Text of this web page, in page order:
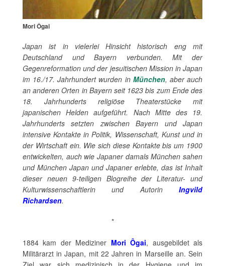
Mori Ôgai
Japan ist in vielerlei Hinsicht historisch eng mit
Deutschland und Bayern verbunden. Mit der
Gegenreformation und der jesuitischen Mission in Japan
im 16./17. Jahrhundert wurden in München, aber auch
an anderen Orten in Bayern seit 1623 bis zum Ende des
18. Jahrhunderts religiöse Theaterstücke mit
japanischen Helden aufgeführt. Nach Mitte des 19.
Jahrhunderts setzten zwischen Bayern und Japan
intensive Kontakte in Politik, Wissenschaft, Kunst und in
der Wirtschaft ein. Wie sich diese Kontakte bis um 1900
entwickelten, auch wie Japaner damals München sahen
und München Japan und Japaner erlebte, das ist Inhalt
dieser neuen 9-teiligen Blogreihe der Literatur- und
Kulturwissenschaftlerin und Autorin Ingvild
Richardsen.
*
1884 kam der Mediziner Mori Ôgai, ausgebildet als
Militärarzt in Japan, mit 22 Jahren in Marseille an. Sein